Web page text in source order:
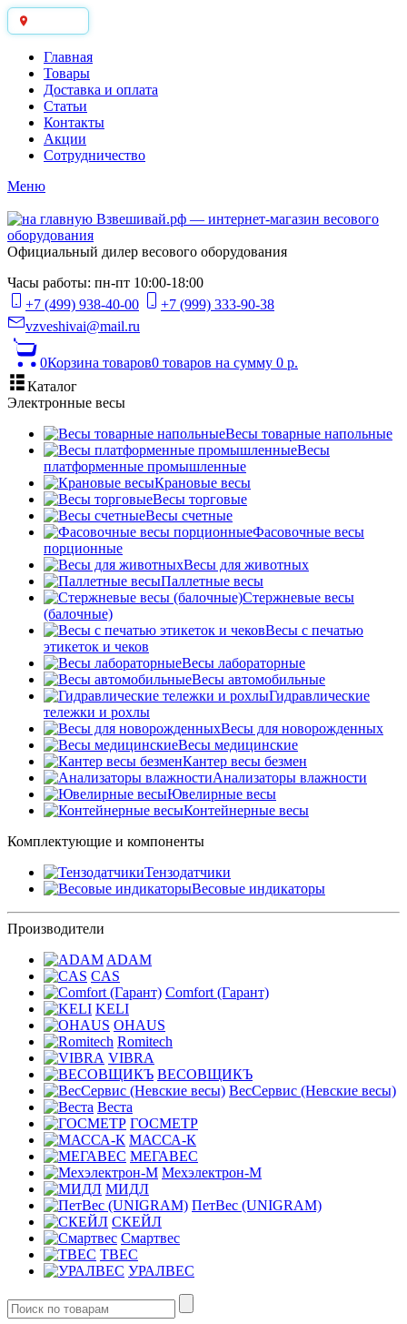
Главная
Товары
Доставка и оплата
Статьи
Контакты
Акции
Сотрудничество
Меню
Официальный дилер весового оборудования
Часы работы: пн-пт 10:00-18:00
+7 (499) 938-40-00
+7 (999) 333-90-38
vzveshivai@mail.ru
0Корзина товаров0 товаров на сумму 0 р.
Каталог
Электронные весы
Весы товарные напольные
Весы
платформенные промышленные
Крановые весы
Весы торговые
Весы счетные
Фасовочные весы
порционные
Весы для животных
Паллетные весы
Стержневые весы
(балочные)
Весы c печатью
этикеток и чеков
Весы лабораторные
Весы автомобильные
Гидравлические
тележки и рохлы
Весы для новорожденных
Весы медицинские
Кантер весы безмен
Анализаторы влажности
Ювелирные весы
Контейнерные весы
Комплектующие и компоненты
Тензодатчики
Весовые индикаторы
Производители
ADAM
CAS
Comfort (Гарант)
KELI
OHAUS
Romitech
VIBRA
ВЕСОВЩИКЪ
ВесСервис (Невские весы)
Веста
ГОСМЕТР
МАССА-К
МЕГАВЕС
Мехэлектрон-М
МИДЛ
ПетВес (UNIGRAM)
СКЕЙЛ
Смартвес
ТВЕС
УРАЛВЕС